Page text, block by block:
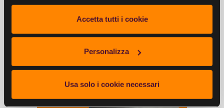
Accetta tutti i cookie
Personalizza
Usa solo i cookie necessari
Cerchi una soluzione vantaggiosa per i
tuoi dipendenti?